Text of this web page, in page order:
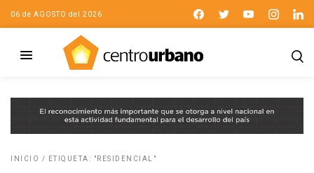
06 de AGOSTO del 2026
INICIO / ETIQUETA: "RESIDENCIAL"